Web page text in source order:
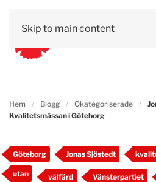
Skip to main content
Hem Blogg Okategoriserade
Kvalitetsmässan i Göteborg
Göteborg Jonas Sjöstedt
utan välfärd Vänsterpartiet